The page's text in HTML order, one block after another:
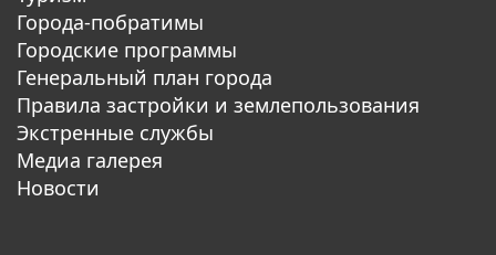
Города-побратимы
Городские программы
Генеральный план города
Правила застройки и землепользования
Экстренные службы
Медиа галерея
Новости